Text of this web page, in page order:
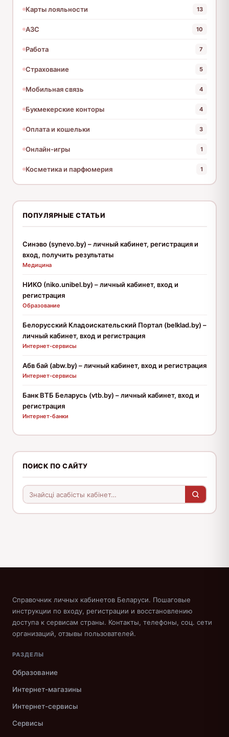
Карты лояльности 13
АЗС 10
Работа 7
Страхование 5
Мобильная связь 4
Букмекерские конторы 4
Оплата и кошельки 3
Онлайн-игры 1
Косметика и парфюмерия 1
ПОПУЛЯРНЫЕ СТАТЬИ
Синэво (synevo.by) – личный кабинет, регистрация и
вход, получить результаты
Медицина
НИКО (niko.unibel.by) – личный кабинет, вход и
регистрация
Образование
Белорусский Кладоискательский Портал (belklad.by) –
личный кабинет, вход и регистрация
Интернет-сервисы
Абв бай (abw.by) – личный кабинет, вход и регистрация
Интернет-сервисы
Банк ВТБ Беларусь (vtb.by) – личный кабинет, вход и
регистрация
Интернет-банки
ПОИСК ПО САЙТУ
Справочник личных кабинетов Беларуси. Пошаговые
инструкции по входу, регистрации и восстановлению
доступа к сервисам страны. Контакты, телефоны, соц. сети
организаций, отзывы пользователей.
РАЗДЕЛЫ
Образование
Интернет-магазины
Интернет-сервисы
Сервисы